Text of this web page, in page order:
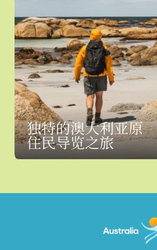
独特的澳大利亚原
住民导览之旅